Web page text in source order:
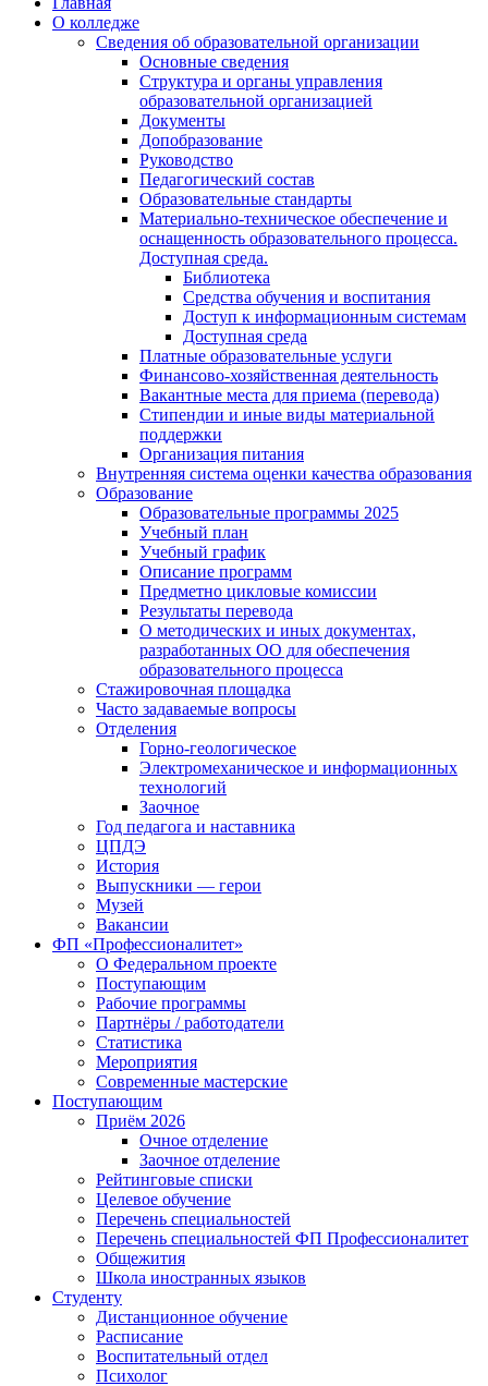
О колледже
Сведения об образовательной организации
Основные сведения
Структура и органы управления
образовательной организацией
Документы
Допобразование
Руководство
Педагогический состав
Образовательные стандарты
Материально-техническое обеспечение и
оснащенность образовательного процесса.
Доступная среда.
Библиотека
Средства обучения и воспитания
Доступ к информационным системам
Доступная среда
Платные образовательные услуги
Финансово-хозяйственная деятельность
Вакантные места для приема (перевода)
Стипендии и иные виды материальной
поддержки
Организация питания
Внутренняя система оценки качества образования
Образование
Образовательные программы 2025
Учебный план
Учебный график
Описание программ
Предметно цикловые комиссии
Результаты перевода
О методических и иных документах,
разработанных ОО для обеспечения
образовательного процесса
Стажировочная площадка
Часто задаваемые вопросы
Отделения
Горно-геологическое
Электромеханическое и информационных
технологий
Заочное
Год педагога и наставника
ЦПДЭ
История
Выпускники — герои
Музей
Вакансии
ФП «Профессионалитет»
О Федеральном проекте
Поступающим
Рабочие программы
Партнёры / работодатели
Статистика
Мероприятия
Современные мастерские
Поступающим
Приём 2026
Очное отделение
Заочное отделение
Рейтинговые списки
Целевое обучение
Перечень специальностей
Перечень специальностей ФП Профессионалитет
Общежития
Школа иностранных языков
Студенту
Дистанционное обучение
Расписание
Воспитательный отдел
Психолог